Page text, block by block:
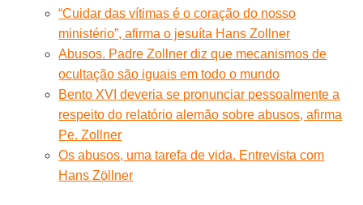
“Cuidar das vítimas é o coração do nosso
ministério”, afirma o jesuíta Hans Zollner
Abusos. Padre Zollner diz que mecanismos de
ocultação são iguais em todo o mundo
Bento XVI deveria se pronunciar pessoalmente a
respeito do relatório alemão sobre abusos, afirma
Pe. Zollner
Os abusos, uma tarefa de vida. Entrevista com
Hans Zöllner